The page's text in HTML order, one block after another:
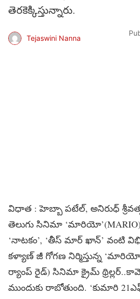
తెరకెక్కిస్తున్నారు.
Tejaswini Nanna
విధాత : హెబ్బా పటేల్, అనిరుధ్
తెలుగు సినిమా
‘నాటకం’, ‘తీస్ మార్ ఖాన్’ వంటి
కళ్యాణ్ జీ గోగణ నిర్మిస్తున్న ‘మారియో’
ర్యాంప్ రైడ్) సినిమా క్రైమ్
ముందుకు రాబోతుంది. ‘కుమారి